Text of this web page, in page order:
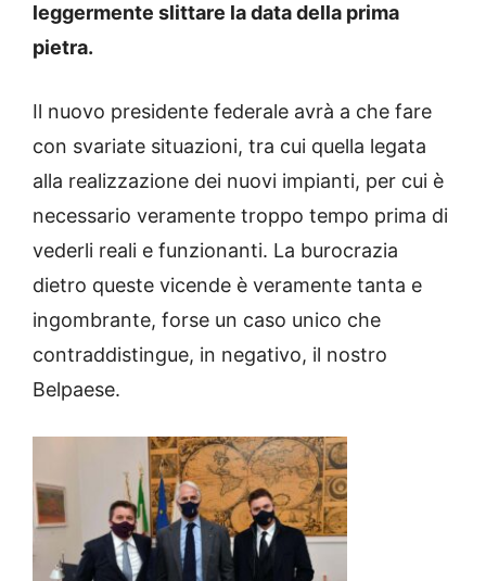
leggermente slittare la data della prima
pietra.
Il nuovo presidente federale avrà a che fare
con svariate situazioni, tra cui quella legata
alla realizzazione dei nuovi impianti, per cui è
necessario veramente troppo tempo prima di
vederli reali e funzionanti. La burocrazia
dietro queste vicende è veramente tanta e
ingombrante, forse un caso unico che
contraddistingue, in negativo, il nostro
Belpaese.